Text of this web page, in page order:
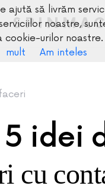
5 idei
cu
ajută să livrăm
noastre,
cookie-urilor noastre.
mult
Am inteles